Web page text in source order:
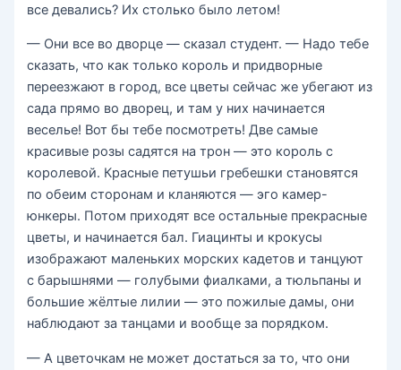
все девались? Их столько было летом!
— Они все во дворце — сказал студент. — Надо тебе
сказать, что как только король и придворные
переезжают в город, все цветы сейчас же убегают из
сада прямо во дворец, и там у них начинается
веселье! Вот бы тебе посмотреть! Две самые
красивые розы садятся на трон — это король с
королевой. Красные петушьи гребешки становятся
по обеим сторонам и кланяются — эго камер-
юнкеры. Потом приходят все остальные прекрасные
цветы, и начинается бал. Гиацинты и крокусы
изображают маленьких морских кадетов и танцуют
с барышнями — голубыми фиалками, а тюльпаны и
большие жёлтые лилии — это пожилые дамы, они
наблюдают за танцами и вообще за порядком.
— А цветочкам не может достаться за то, что они